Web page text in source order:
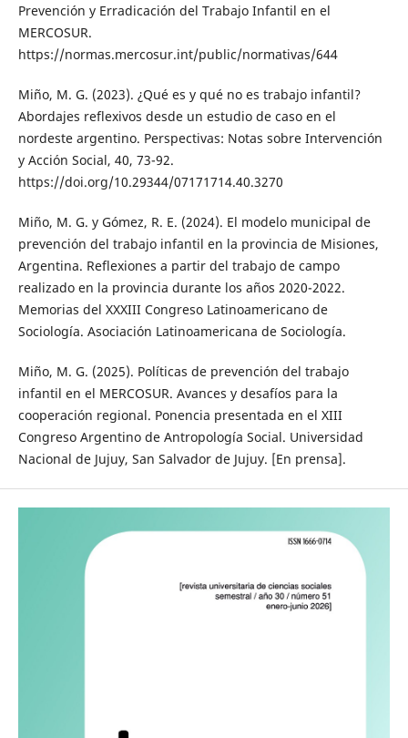
Prevención y Erradicación del Trabajo Infantil en el
MERCOSUR.
https://normas.mercosur.int/public/normativas/644
Miño, M. G. (2023). ¿Qué es y qué no es trabajo infantil?
Abordajes reflexivos desde un estudio de caso en el
nordeste argentino. Perspectivas: Notas sobre Intervención
y Acción Social, 40, 73-92.
https://doi.org/10.29344/07171714.40.3270
Miño, M. G. y Gómez, R. E. (2024). El modelo municipal de
prevención del trabajo infantil en la provincia de Misiones,
Argentina. Reflexiones a partir del trabajo de campo
realizado en la provincia durante los años 2020-2022.
Memorias del XXXIII Congreso Latinoamericano de
Sociología. Asociación Latinoamericana de Sociología.
Miño, M. G. (2025). Políticas de prevención del trabajo
infantil en el MERCOSUR. Avances y desafíos para la
cooperación regional. Ponencia presentada en el XIII
Congreso Argentino de Antropología Social. Universidad
Nacional de Jujuy, San Salvador de Jujuy. [En prensa].